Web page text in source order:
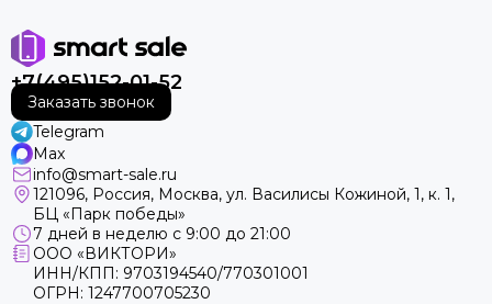
+7(495)152-01-52
Заказать звонок
Telegram
Max
info@smart-sale.ru
121096, Россия, Москва, ул. Василисы Кожиной, 1, к. 1,
БЦ «Парк победы»
7 дней в неделю с 9:00 до 21:00
ООО «ВИКТОРИ»
ИНН/КПП: 9703194540/770301001
ОГРН: 1247700705230